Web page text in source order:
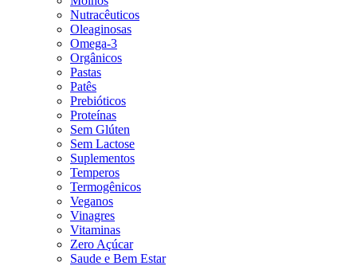
Nutracêuticos
Oleaginosas
Omega-3
Orgânicos
Pastas
Patês
Prebióticos
Proteínas
Sem Glúten
Sem Lactose
Suplementos
Temperos
Termogênicos
Veganos
Vinagres
Vitaminas
Zero Açúcar
Saude e Bem Estar